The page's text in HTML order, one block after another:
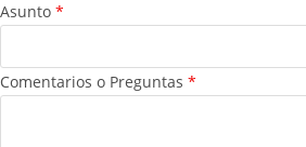
Asunto *
Comentarios o Preguntas *